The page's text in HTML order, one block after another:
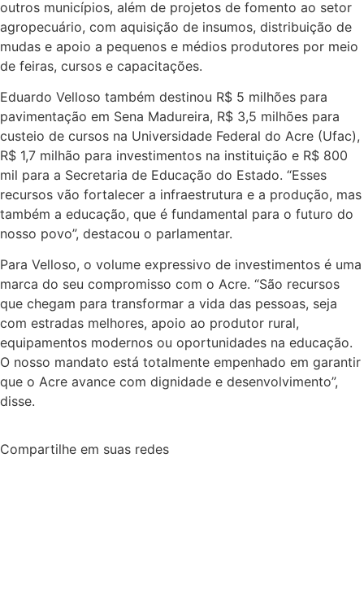
outros municípios, além de projetos de fomento ao setor
agropecuário, com aquisição de insumos, distribuição de
mudas e apoio a pequenos e médios produtores por meio
de feiras, cursos e capacitações.
Eduardo Velloso também destinou R$ 5 milhões para
pavimentação em Sena Madureira, R$ 3,5 milhões para
custeio de cursos na Universidade Federal do Acre (Ufac),
R$ 1,7 milhão para investimentos na instituição e R$ 800
mil para a Secretaria de Educação do Estado. “Esses
recursos vão fortalecer a infraestrutura e a produção, mas
também a educação, que é fundamental para o futuro do
nosso povo”, destacou o parlamentar.
Para Velloso, o volume expressivo de investimentos é uma
marca do seu compromisso com o Acre. “São recursos
que chegam para transformar a vida das pessoas, seja
com estradas melhores, apoio ao produtor rural,
equipamentos modernos ou oportunidades na educação.
O nosso mandato está totalmente empenhado em garantir
que o Acre avance com dignidade e desenvolvimento”,
disse.
Compartilhe em suas redes